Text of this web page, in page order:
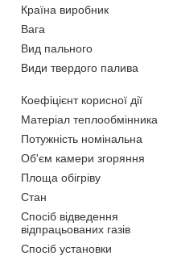
Країна виробник
Вага
Вид пального
Види твердого палива
Коефіцієнт корисної дії
Матеріал теплообмінника
Потужність номінальна
Об'єм камери згоряння
Площа обігріву
Стан
Спосіб відведення
відпрацьованих газів
Спосіб установки